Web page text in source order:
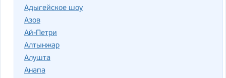
Адыгейское шоу
Азов
Ай-Петри
Алтынжар
Алушта
Анапа